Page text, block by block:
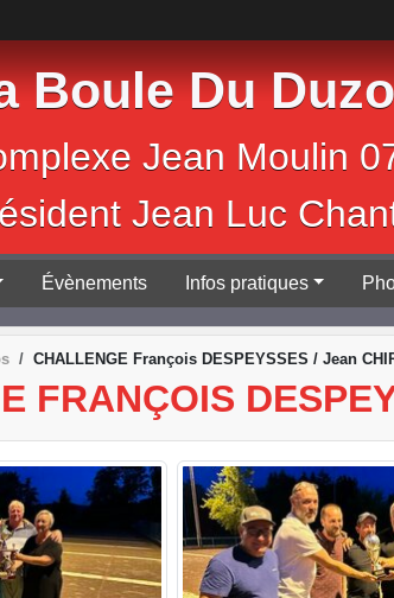
Boule Du
Jean Luc
Évènements Infos pratiques
CHALLENGE François DESPEYSSES / Jean
FRANÇOIS